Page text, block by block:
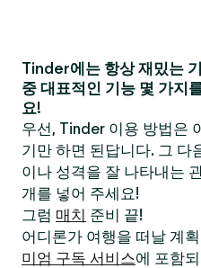
Tinder에는 항상 재밌는
중 대표적인 기능 몇 가지
요!
우선, Tinder 이용 방법은
기만 하면 된답니다. 그 다
이나 성격을 잘 나타내는
개를 넣어 주세요!
그럼 매치 준비 끝!
어디론가 여행을 떠날 계
미엄 구독 서비스에 포함